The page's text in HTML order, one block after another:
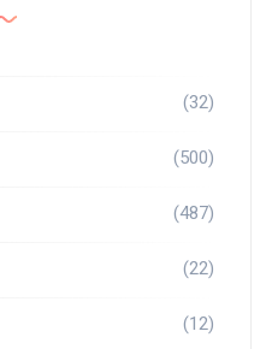
(32)
(500)
(487)
(22)
(12)